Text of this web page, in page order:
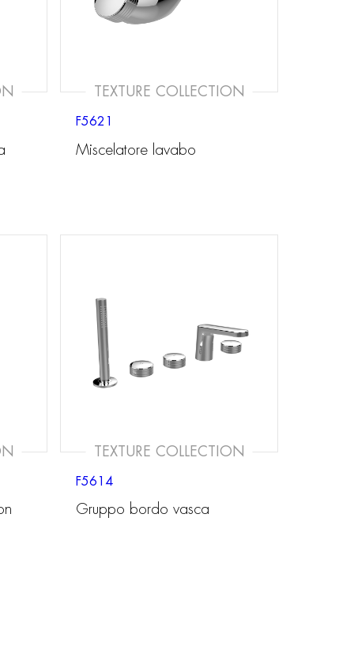
TEXTURE COLLECTION
F5621
Miscelatore lavabo
TEXTURE COLLECTION
F5614
Gruppo bordo vasca